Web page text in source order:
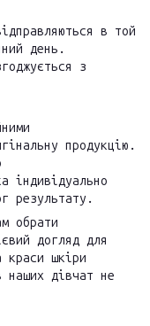
в той
день.
з
продукцію.
індивідуально
результату.
обрати
догляд для
краси шкіри
дівчат не